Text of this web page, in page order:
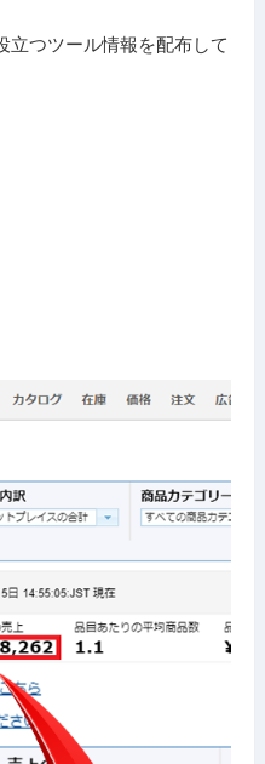
立つツール情報を配布して